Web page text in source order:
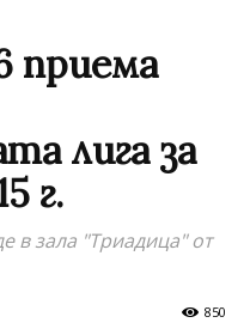
приема
лига за
г.
в зала "Триадица" от
850